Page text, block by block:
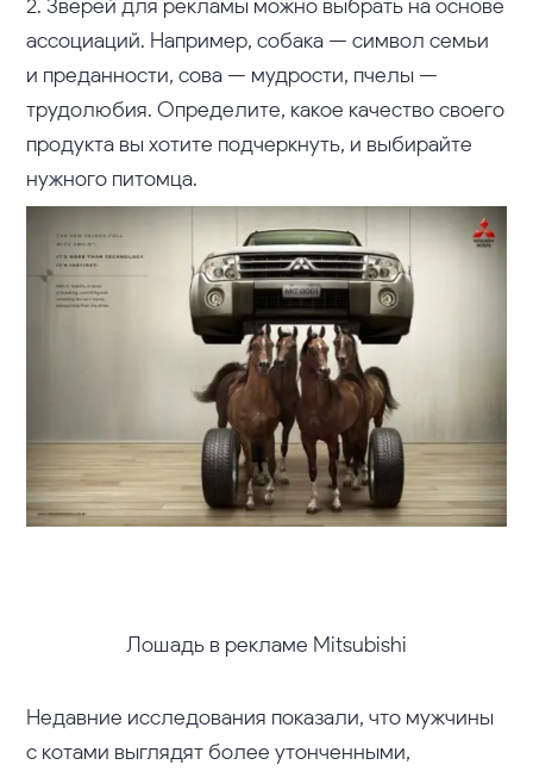
2. Зверей для рекламы можно выбрать на основе
ассоциаций. Например, собака — символ семьи
и преданности, сова — мудрости, пчелы —
трудолюбия. Определите, какое качество своего
продукта вы хотите подчеркнуть, и выбирайте
нужного питомца.
Лошадь в рекламе Mitsubishi
Недавние исследования показали, что мужчины
с котами выглядят более утонченными,